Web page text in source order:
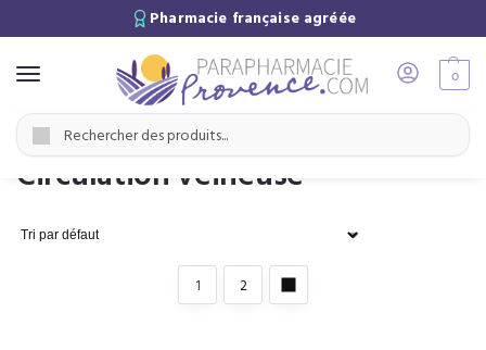
Pharmacie française agréée
0
/ Santé / Circulation veineuse
Circulation veineuse
1 2